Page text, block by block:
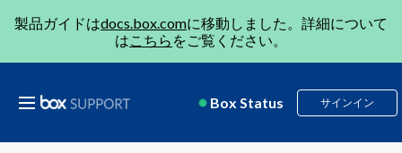
製品ガイドはdocs.box.comに移動しました。詳細について
はこちら をご覧ください。
Box Status サインイン